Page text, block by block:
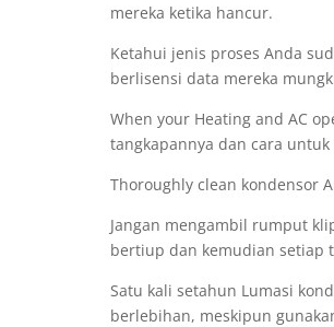
mereka ketika hancur.
Ketahui jenis proses Anda
berlisensi data mereka
When your Heating and AC
tangkapannya dan cara
Thoroughly clean kondensor
Jangan mengambil rumput
bertiup dan kemudian setiap
Satu kali setahun Lumasi
berlebihan, meskipun